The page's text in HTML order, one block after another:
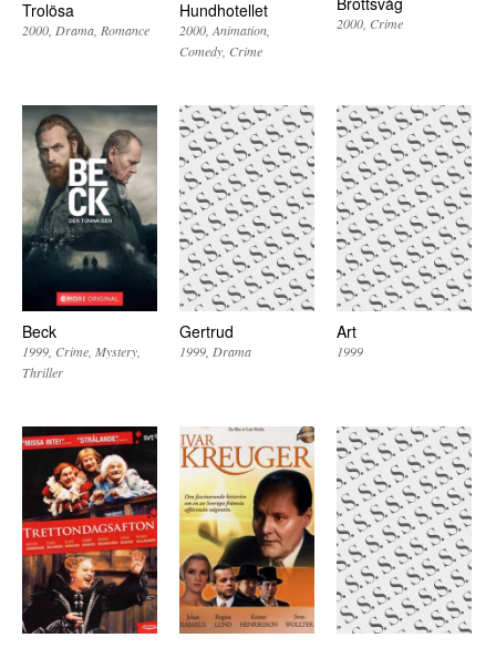
Trolösa
2000 Drama Romance
Hundhotellet
2000 Animation
Comedy Crime
2000 Crime
Beck
1999 Crime Mystery
Thriller
Gertrud
1999 Drama
Art
1999